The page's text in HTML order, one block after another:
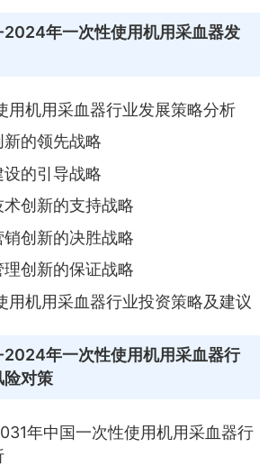
年一次性使用机用采血器发
用机用采血器行业发展策略分析
的领先战略
的引导战略
创新的支持战略
创新的决胜战略
创新的保证战略
用机用采血器行业投资策略及建议
年一次性使用机用采血器行
险对策
年中国一次性使用机用采血器行